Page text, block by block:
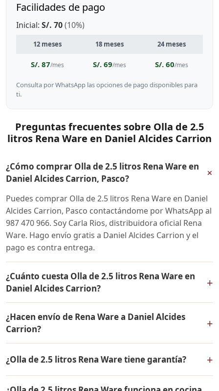
Facilidades de pago
Inicial: S/. 70(10%)
12 meses 18 meses 24 meses
S/. 87/mes S/. 69/mes S/. 60/mes
Consulta por WhatsApp las opciones de pago disponibles para
ti.
Preguntas frecuentes sobre Olla de 2.5
litros Rena Ware en Daniel Alcides Carrion
¿Cómo comprar Olla de 2.5 litros Rena Ware en
Daniel Alcides Carrion, Pasco?
+
Puedes comprar Olla de 2.5 litros Rena Ware en Daniel
Alcides Carrion, Pasco contactándome por WhatsApp al
987 470 966. Soy Carla Rios, distribuidora oficial Rena
Ware. Hago envío gratis a Daniel Alcides Carrion y el
pago es contra entrega.
¿Cuánto cuesta Olla de 2.5 litros Rena Ware en
Daniel Alcides Carrion?
+
todo el Perú. Contáctame por WhatsApp para conocer
el precio actual, promociones disponibles y facilidades
de pago en cuotas desde el 10% de inicial.
¿Hacen envío de Rena Ware a Daniel Alcides
Carrion?
+
a Daniel Alcides Carrion, Pasco y a todo el Perú. El pago
es contra entrega.
¿Olla de 2.5 litros Rena Ware tiene garantía? +